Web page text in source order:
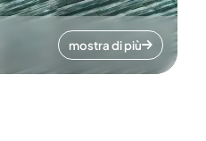
mostra di più